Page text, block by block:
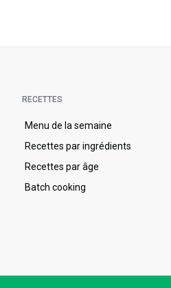
RECETTES
Menu de la semaine​
Recettes par ingrédients
Recettes par âge
Batch cooking